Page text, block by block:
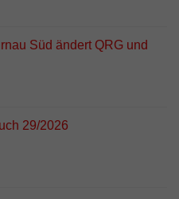
Süd ändert QRG und
29/2026